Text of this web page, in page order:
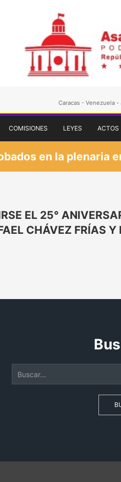
Caracas - Venezuela
COMISIONES LEYES ACTOS
en la plenaria
EL 25°
CHÁVEZ FRÍAS